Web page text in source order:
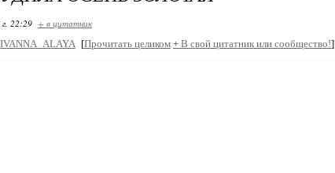
22:29 + в цитатник
IVANNA_ALAYA [Прочитать целиком + В свой цитатник или сообщество!]